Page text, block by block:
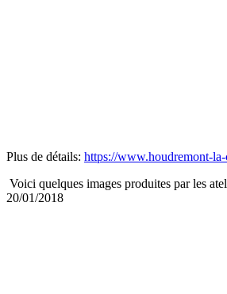
Plus de détails: https://www.houdremont-
Voici quelques images produites par les
20/01/2018